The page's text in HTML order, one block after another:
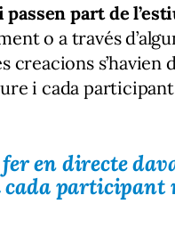
part de
o a través
creacions s’havien
i cada
en directe
participant